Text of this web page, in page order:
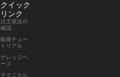
クイック
リンク
注文状況の
確認
動画チュー
トリアル
ナレッジベ
ース
テクニカル